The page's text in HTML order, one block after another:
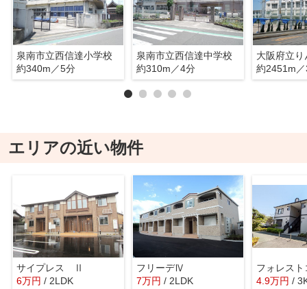
泉南市立西信達小学校
約340m／5分
泉南市立西信達中学校
約310m／4分
約2451m
エリアの近い物件
サイプレス Ⅱ
6万円 / 2LDK
フリーデⅣ
7万円 / 2LDK
フォレス
4.9万円 /